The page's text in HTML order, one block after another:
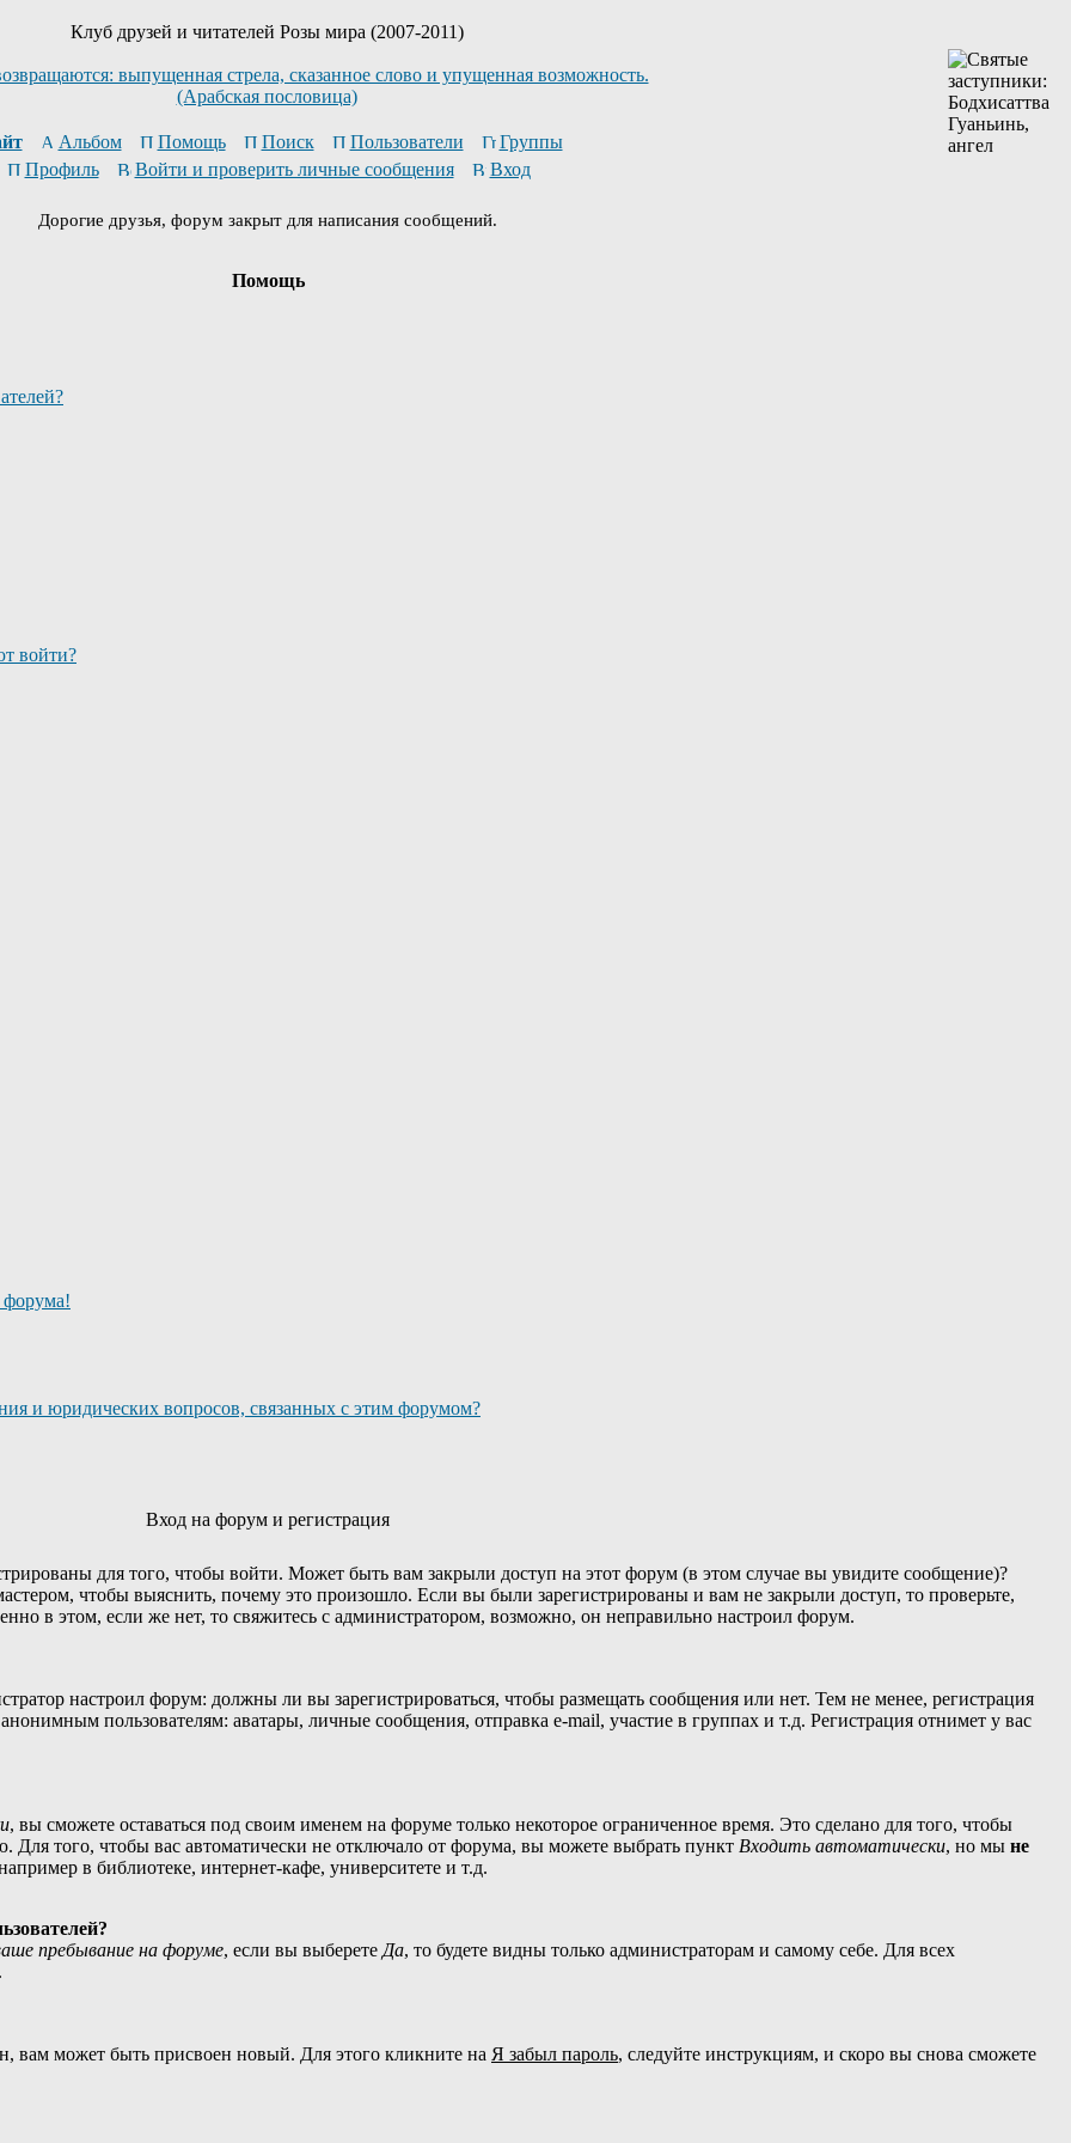
Клуб друзей и читателей Розы мира (2007-2011)
выпущенная стрела, сказанное слово и упущенная возможность.
(Арабская пословица)
Альбом Помощь Поиск Пользователи
Группы
Профиль
Войти и проверить личные сообщения Вход
Дорогие друзья, форум закрыт для написания сообщений.
Помощь
войти?
форума!
и юридических вопросов, связанных с этим форумом?
Вход на форум и регистрация
для того, чтобы войти. Может быть вам закрыли доступ на этот форум (в этом случае вы увидите сообщение)?
чтобы выяснить, почему это произошло. Если вы были зарегистрированы и вам не закрыли доступ, то проверьте,
в этом, если же нет, то свяжитесь с администратором, возможно, он неправильно настроил форум.
настроил форум: должны ли вы зарегистрироваться, чтобы размещать сообщения или нет. Тем не менее, регистрация
пользователям: аватары, личные сообщения, отправка e-mail, участие в группах и т.д. Регистрация отнимет у вас
, вы сможете оставаться под своим именем на форуме только некоторое ограниченное время. Это сделано для того, чтобы
Для того, чтобы вас автоматически не отключало от форума, вы можете выбрать пункт Входить автоматически, но мы не
в библиотеке, интернет-кафе, университете и т.д.
пребывание на форуме, если вы выберете Да, то будете видны только администраторам и самому себе. Для всех
вам может быть присвоен новый. Для этого кликните на Я забыл пароль, следуйте инструкциям, и скоро вы снова сможете